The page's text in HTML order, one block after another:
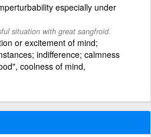
especially under
situation with great sangfroid.
or excitement of mind;
indifference; calmness
coolness of mind,